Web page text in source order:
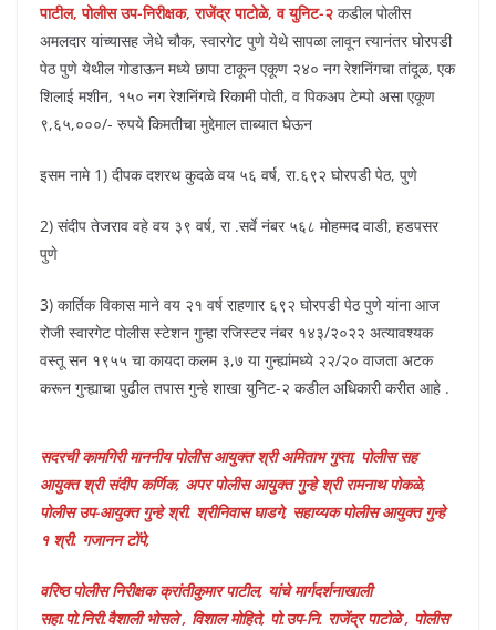
पाटील, पोलीस उप-निरीक्षक, राजेंद्र पाटोळे, व युनिट-२ कडील पोलीस
अमलदार यांच्यासह जेधे चौक, स्वारगेट पुणे येथे सापळा लावून त्यानंतर घोरपडी
पेठ पुणे येथील गोडाऊन मध्ये छापा टाकून एकूण २४० नग रेशनिंगचा तांदूळ, एक
शिलाई मशीन, १५० नग रेशनिंगचे रिकामी पोती, व पिकअप टेम्पो असा एकूण
९,६५,०००/- रुपये किमतीचा मुद्देमाल ताब्यात घेऊन
इसम नामे 1) दीपक दशरथ कुदळे वय ५६ वर्ष, रा.६९२ घोरपडी पेठ, पुणे
2) संदीप तेजराव वहे वय ३९ वर्ष, रा .सर्वे नंबर ५६८ मोहम्मद वाडी, हडपसर
पुणे
3) कार्तिक विकास माने वय २१ वर्ष राहणार ६९२ घोरपडी पेठ पुणे यांना आज
रोजी स्वारगेट पोलीस स्टेशन गुन्हा रजिस्टर नंबर १४३/२०२२ अत्यावश्यक
वस्तू सन १९५५ चा कायदा कलम ३,७ या गुन्ह्यांमध्ये २२/२० वाजता अटक
करून गुन्ह्याचा पुढील तपास गुन्हे शाखा युनिट-२ कडील अधिकारी करीत आहे .
सदरची कामगिरी माननीय पोलीस आयुक्त श्री अमिताभ गुप्ता, पोलीस सह
आयुक्त श्री संदीप कर्णिक, अपर पोलीस आयुक्त गुन्हे श्री रामनाथ पोकळे,
पोलीस उप-आयुक्त गुन्हे श्री. श्रीनिवास घाडगे, सहाय्यक पोलीस आयुक्त गुन्हे
१ श्री. गजानन टोंपे,
वरिष्ठ पोलीस निरीक्षक क्रांतीकुमार पाटील, यांचे मार्गदर्शनाखाली
सहा.पो.निरी.वैशाली भोसले , विशाल मोहिते, पो.उप-नि. राजेंद्र पाटोळे , पोलीस